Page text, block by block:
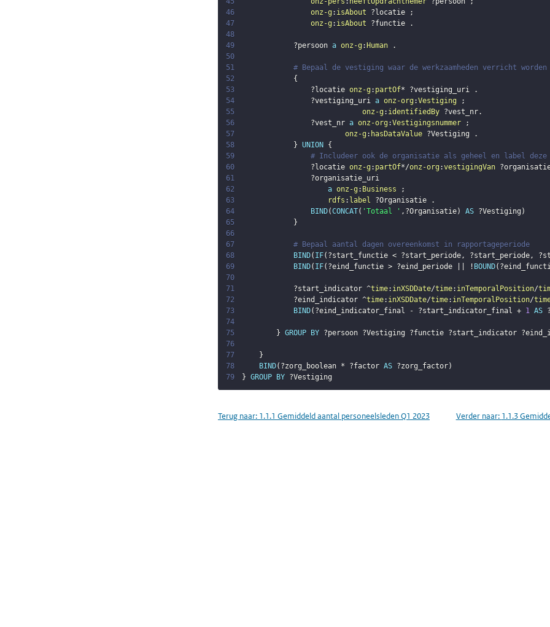
46
onz-g : isAbout ?locatie
;
47
onz-g : isAbout ?functie
.
48
49
?persoon a onz-g : Human
.
50
51
# Bepaal de vestiging waar de werkzaamheden verricht worden
52
{
53
?locatie onz-g : partOf* ?vestiging_uri
.
54
?vestiging_uri a onz-org :Vestiging
;
55
onz-g : identifiedBy ?vest_nr.
56
?vest_nr a onz-org :Vestigingsnummer
;
57
onz-g : hasDataValue ?Vestiging
.
58
} UNION
{
59
# Includeer ook de organisatie als geheel en label
60
?locatie onz-g : partOf*/onz-org :vestigingVan
61
?organisatie_uri
62
a onz-g : Business
;
63
rdfs : label ?Organisatie
.
64
BIND(CONCAT( 'Totaal ' , ?Organisatie) AS ?Vestiging )
65
}
66
67
# Bepaal aantal dagen overeenkomst in rapportageperiode
68
BIND( IF( ?start_functie < ?start_periode, ?start_periode,
69
BIND( IF( ?eind_functie > ?eind_periode || ! BOUND(
70
71
?start_indicator ^time: inXSDDate/time: inTemporalPosition/
72
?eind_indicator ^time: inXSDDate/time: inTemporalPosition/
73
BIND( ?eind_indicator_final - ?start_indicator_final + 1 AS
74
75
} GROUP BY ?persoon ?Vestiging ?functie ?start_indicator
76
77
}
78
BIND( ?zorg_boolean * ?factor AS ?zorg_factor)
79
} GROUP BY ?Vestiging
Terug naar: 1.1.1 Gemiddeld aantal personeelsleden Q1 2023 Verder naar: 1.1.3